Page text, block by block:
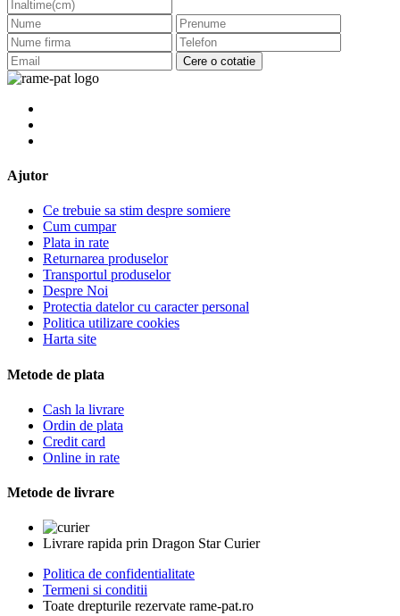
Cere o cotatie
Ajutor
Ce trebuie sa stim despre somiere
Cum cumpar
Plata in rate
Returnarea produselor
Transportul produselor
Despre Noi
Protectia datelor cu caracter personal
Politica utilizare cookies
Harta site
Metode de plata
Cash la livrare
Ordin de plata
Credit card
Online in rate
Metode de livrare
Livrare rapida prin Dragon Star Curier
Politica de confidentialitate
Termeni si conditii
Toate drepturile rezervate rame-pat.ro